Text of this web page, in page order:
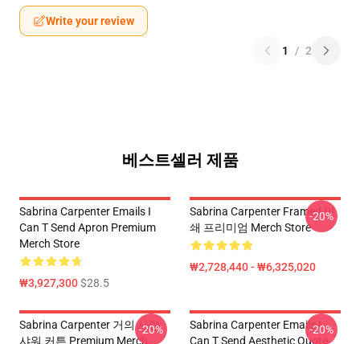
Write your review
1 / 2
베스트셀러 제품
Sabrina Carpenter Emails I
Can T Send Apron Premium
Merch Store
₩3,927,300$28.5
Sabrina Carpenter Framed 인
쇄 프리미엄 Merch Store
₩2,728,440 - ₩6,325,020
-20%
Sabrina Carpenter 거의 사랑
샤워 커튼 Premium Merch
-20%
Sabrina Carpenter Emails I
Can T Send Aesthetic Quote
-20%